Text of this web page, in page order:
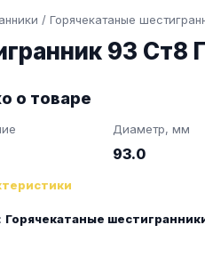
/ Горячекатаные
93
о товаре
Диаметр, мм
93.0
Горячекатаные